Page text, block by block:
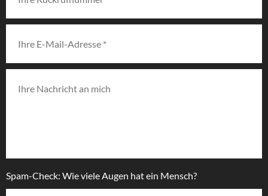
Spam-Check: Wie viele Augen hat ein Mensch?